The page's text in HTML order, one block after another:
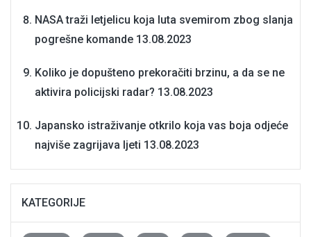
NASA traži letjelicu koja luta svemirom zbog slanja
pogrešne komande 13.08.2023
Koliko je dopušteno prekoračiti brzinu, a da se ne
aktivira policijski radar? 13.08.2023
Japansko istraživanje otkrilo koja vas boja odjeće
najviše zagrijava ljeti 13.08.2023
KATEGORIJE